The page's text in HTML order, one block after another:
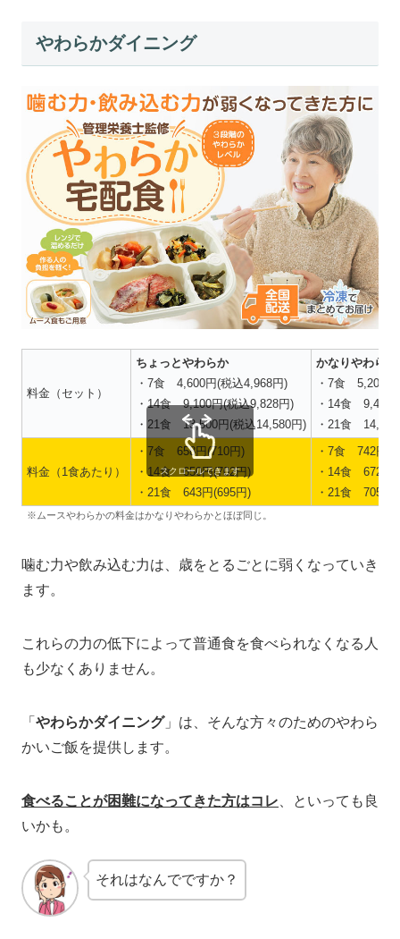
やわらかダイニング
料金（セット）
ちょっとやわらか
・7食 4,600円(税込4,968円)
・14食 9,100円(税込9,828円)
・21食 13,500円(税込14,580円)
かなりやわらか
・7食 5,200円
・14食 9,400
・21食
料金（1食あたり）
・7食 658円(710円)
・14食 650円(702円)
・21食 643円(695円)
・7食 742円
・14食 672円
・21食 705円
スクロールできます
※ムースやわらかの料金はかなりやわらかとほぼ同じ。
噛む力や飲み込む力は、歳をとるごとに弱くなっていき
ます。
これらの力の低下によって普通食を食べられなくなる人
も少なくありません。
「 やわらかダイニング」は、そんな方々のためのやわら
かいご飯を提供します。
食べることが困難になってきた方はコレ 、といっても良
いかも。
それはなんでですか？